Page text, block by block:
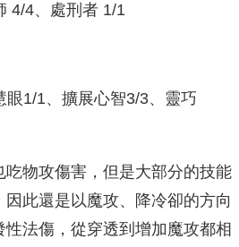
4/4、處刑者 1/1
眼1/1、擴展心智3/3、靈巧
物攻傷害，但是大部分的技能
此還是以魔攻、降冷卻的方向
法傷，從穿透到增加魔攻都相